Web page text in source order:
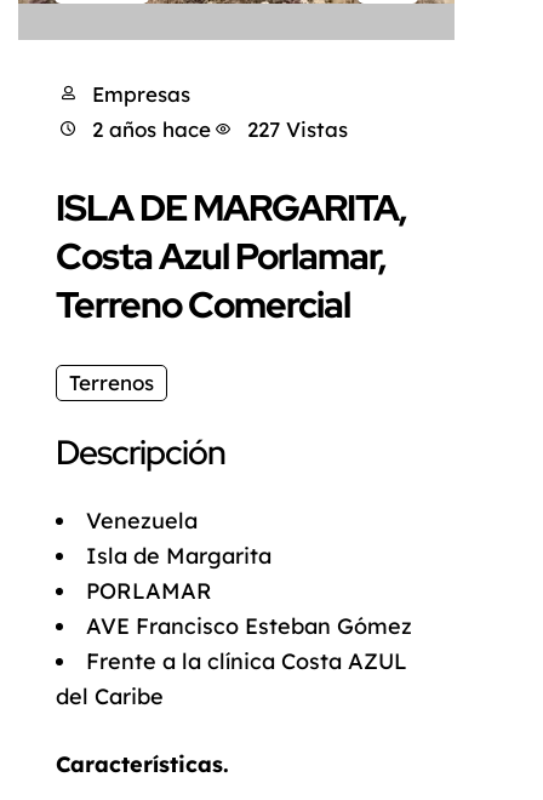
Empresas
2 años hace
227 Vistas
ISLA DE MARGARITA,
Costa Azul Porlamar,
Terreno Comercial
Terrenos
Descripción
Venezuela
Isla de Margarita
PORLAMAR
AVE Francisco Esteban Gómez
Frente a la clínica Costa AZUL
del Caribe
Características.